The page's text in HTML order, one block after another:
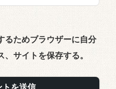
るためブラウザーに自分
サイトを保存する。